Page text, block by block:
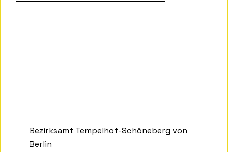
Bezirksamt Tempelhof-Schöneberg von
Berlin